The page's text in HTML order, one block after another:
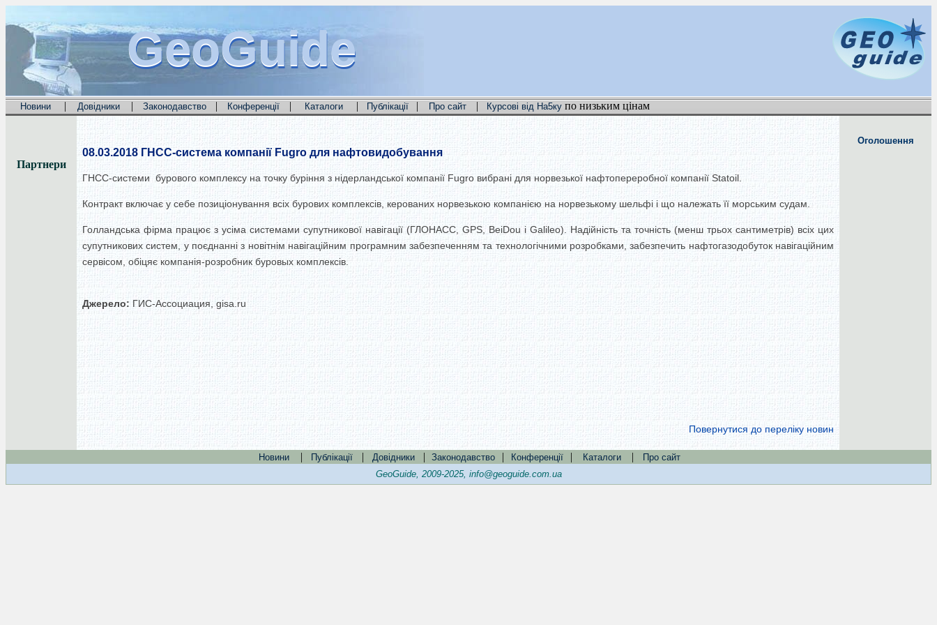
GeoGuide
GeoGuide
GeoGuide
Новини | Довідники | Законодавство | Конференції | Каталоги | Публікації | Про сайт | Курсові від На5ку по низьким цінам
Партнери
08.03.2018 ГНСС-система компанії Fugro для нафтовидобування
ГНСС-системи бурового комплексу на точку буріння з нідерландської компанії Fugro вибрані для норвезької нафтопереробної компанії Statoil.
Контракт включає у себе позиціонування всіх бурових комплексів, керованих норвезькою компанією на норвезькому шельфі і що належать її морським судам.
Голландська фірма працює з усіма системами супутникової навігації (ГЛОНАСС, GPS, BeiDou і Galileo). Надiйнiсть та точність (менш трьох сантиметрів) всіх цих
супутникових систем, у поєднанні з новітнім навігаційним програмним забезпеченням та технологічними розробками, забезпечить нафтогазодобуток навігаційним
сервісом, обіцяє компанія-розробник буровых комплексів.
Джерело: ГИС-Ассоциация, gisa.ru
Повернутися до переліку новин
Оголошення
Новини | Публікації | Довідники | Законодавство | Конференції | Каталоги |
Про сайт
GeoGuide, 2009-2025, info@geoguide.com.ua